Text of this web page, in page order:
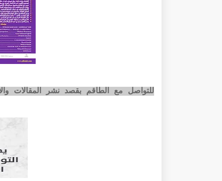
للتواصل مع الطاقم بقصد نشر المقالات